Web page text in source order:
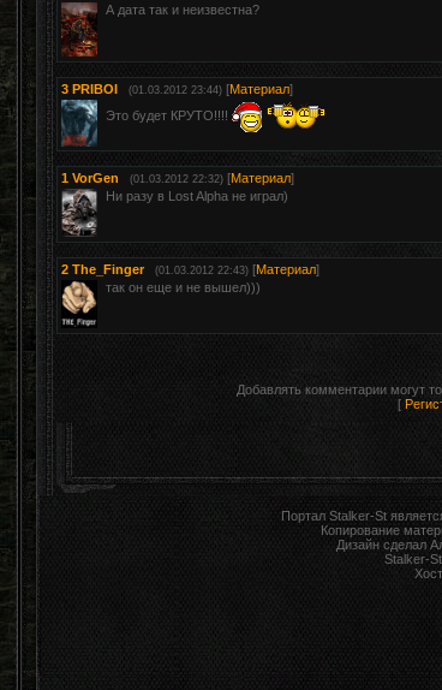
А дата так и неизвестна?
3 PRIBOI (01.03.2012 23:44) [Материал]
Это будет КРУТО!!!!
1 VorGen (01.03.2012 22:32) [Материал]
Ни разу в Lost Alpha не играл)
2 The_Finger (01.03.2012 22:43) [Материал]
так он еще и не вышел)))
Добавлять комментарии могут
[
Портал Stalker-St
Копирование
Дизайн сделал
Stalker-